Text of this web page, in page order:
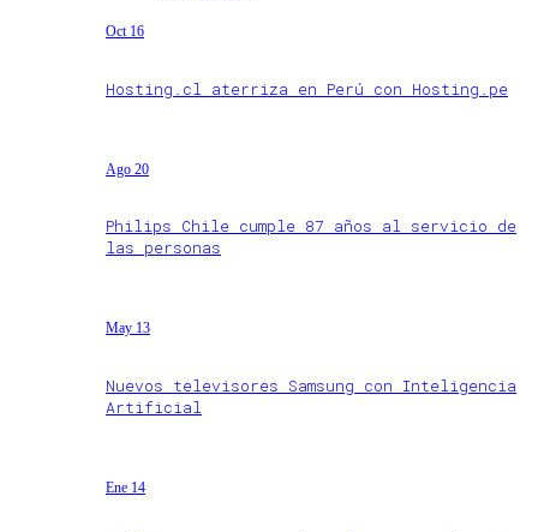
Oct 16
Hosting.cl aterriza en Perú con Hosting.pe
Ago 20
Philips Chile cumple 87 años al servicio de
las personas
May 13
Nuevos televisores Samsung con Inteligencia
Artificial
Ene 14